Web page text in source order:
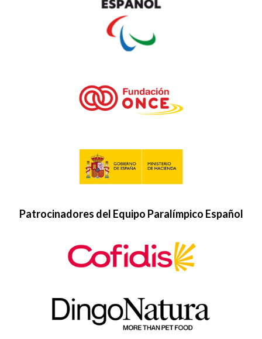
Patrocinadores del Equipo Paralímpico Español